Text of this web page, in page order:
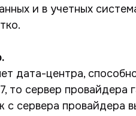
и в учетных
дата-центра,
то сервер провайдера
с сервера провайдера